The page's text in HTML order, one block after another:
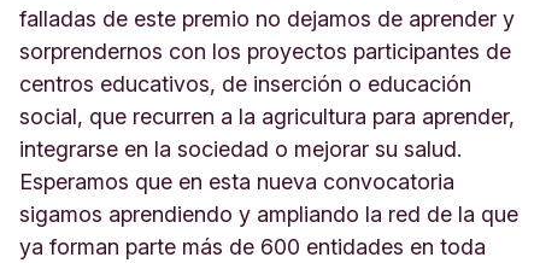
falladas de este premio no dejamos de aprender y
sorprendernos con los proyectos participantes de
centros educativos, de inserción o educación
social, que recurren a la agricultura para aprender,
integrarse en la sociedad o mejorar su salud.
Esperamos que en esta nueva convocatoria
sigamos aprendiendo y ampliando la red de la que
ya forman parte más de 600 entidades en toda